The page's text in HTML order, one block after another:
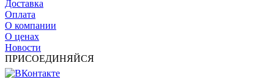
Доставка
Оплата
О компании
О ценах
Новости
ПРИСОЕДИНЯЙСЯ